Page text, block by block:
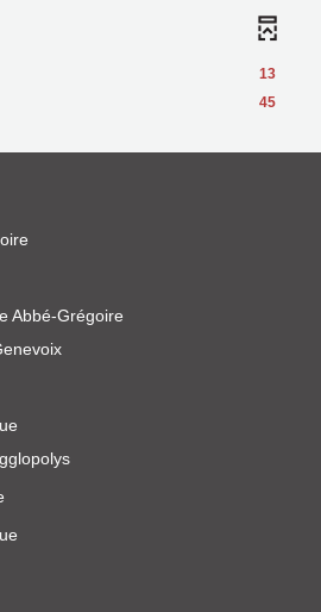
13
45
Abbé-Grégoire